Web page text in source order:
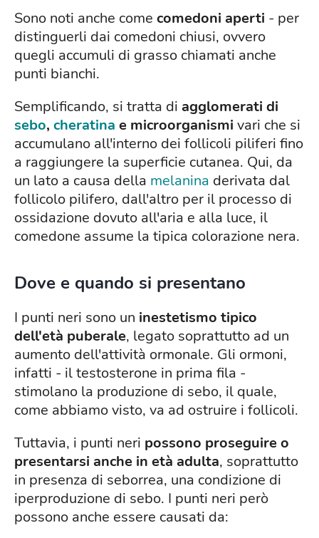
Sono noti anche come comedoni aperti - per
distinguerli dai comedoni chiusi, ovvero
quegli accumuli di grasso chiamati anche
punti bianchi.
Semplificando, si tratta di agglomerati di
sebo, cheratina e microorganismi vari che si
accumulano all'interno dei follicoli piliferi fino
a raggiungere la superficie cutanea. Qui, da
un lato a causa della melanina derivata dal
follicolo pilifero, dall'altro per il processo di
ossidazione dovuto all'aria e alla luce, il
comedone assume la tipica colorazione nera.
Dove e quando si presentano
I punti neri sono un inestetismo tipico
dell'età puberale, legato soprattutto ad un
aumento dell'attività ormonale. Gli ormoni,
infatti - il testosterone in prima fila -
stimolano la produzione di sebo, il quale,
come abbiamo visto, va ad ostruire i follicoli.
Tuttavia, i punti neri possono proseguire o
presentarsi anche in età adulta, soprattutto
in presenza di seborrea, una condizione di
iperproduzione di sebo. I punti neri però
possono anche essere causati da: